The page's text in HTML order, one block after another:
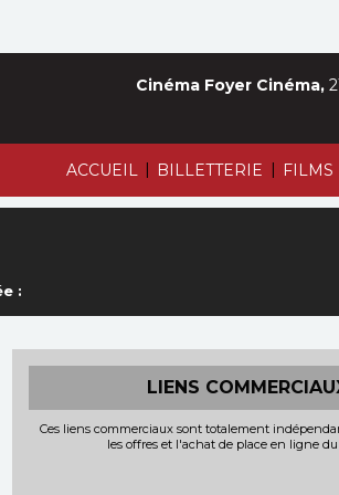
ACCUEIL | BILLETTERIE | FILMS
Cinéma Foyer Cinéma,
:
LIENS
Ces liens commerciaux sont totalement
les offres et l'achat de place en ligne